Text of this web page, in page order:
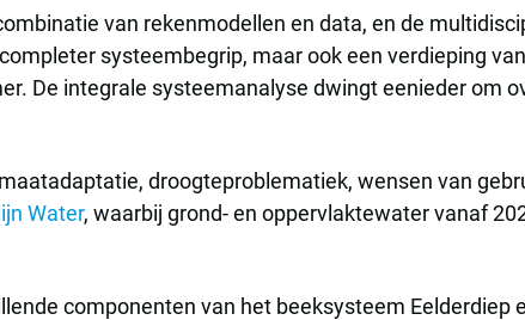
van rekenmodellen en data, en de
systeembegrip, maar ook een verdieping
De integrale systeemanalyse dwingt eenieder om
droogteproblematiek, wensen van
Water, waarbij grond- en oppervlaktewater vanaf
componenten van het beeksysteem Eelderdiep